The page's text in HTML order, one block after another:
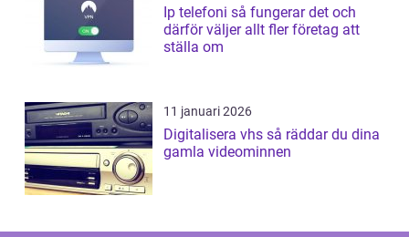
Ip telefoni så fungerar det och
därför väljer allt fler företag att
ställa om
11 januari 2026
Digitalisera vhs så räddar du dina
gamla videominnen